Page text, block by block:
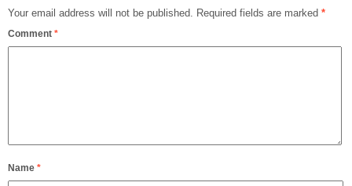
Your email address will not be published. Required fields are marked *
Comment *
Name *